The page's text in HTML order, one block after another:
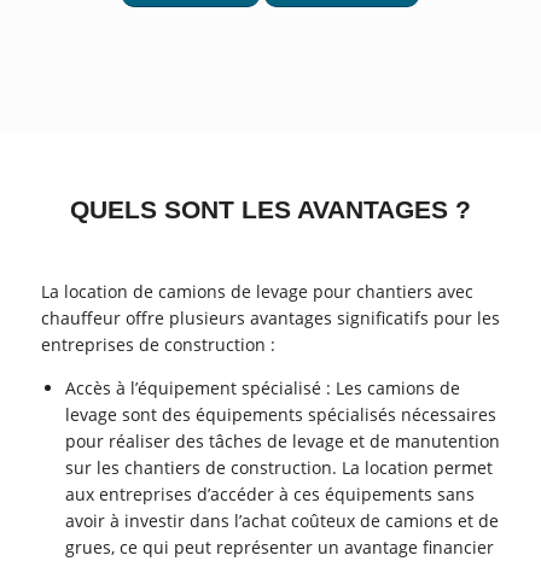
QUELS SONT LES AVANTAGES ?
La location de camions de levage pour chantiers avec
chauffeur offre plusieurs avantages significatifs pour les
entreprises de construction :
Accès à l’équipement spécialisé : Les camions de
levage sont des équipements spécialisés nécessaires
pour réaliser des tâches de levage et de manutention
sur les chantiers de construction. La location permet
aux entreprises d’accéder à ces équipements sans
avoir à investir dans l’achat coûteux de camions et de
grues, ce qui peut représenter un avantage financier